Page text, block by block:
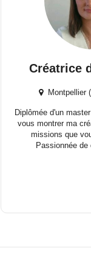
Créatrice
Montpellier
Diplômée d'un
vous montrer ma
missions que
Passionnée